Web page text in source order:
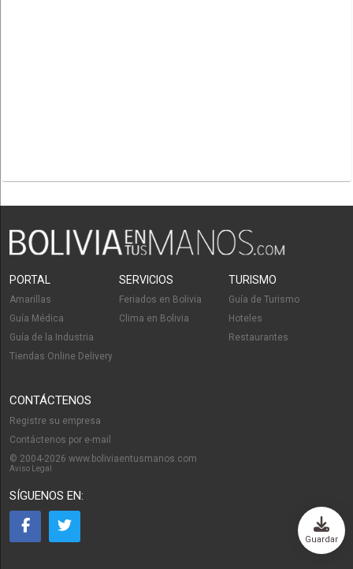
Guardar
PORTAL
Amarillas
Guía Médica
Guía de la Industria
Tiendas Online Delivery
SERVICIOS
Feriados en Bolivia
Clima en Bolivia
TURISMO
Guía de Turismo
Hoteles
Restaurantes
CONTÁCTENOS
Registre su empresa
Contáctenos por e-mail
© 2004-2026 www.boliviaentusmanos.com
Aviso Legal
SÍGUENOS EN: